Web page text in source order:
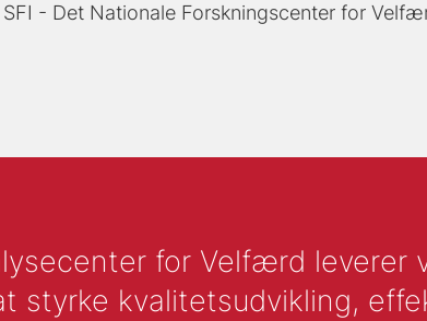
SFI - Det Nationale Forskningscenter for
for Velfærd leverer
styrke kvalitetsudvikling,